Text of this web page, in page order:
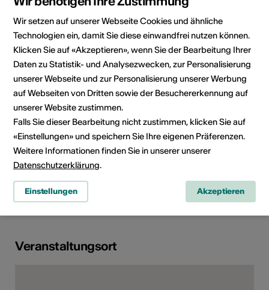
Veranstalter
Culture On Tour
Epicharme Productions
Route de Plan-Baar 64
1996 Baar
Telefon +41 (0)79 417 82 71
Reservationen +41 (0)79 417 82
E-Mail
Webseite
Rubrik
Art der Veranstaltung
Veranstaltungsort
Wir setzen auf unserer Webseite Cookies und ähnliche
Technologien ein, damit Sie diese einwandfrei nutzen können.
Klicken Sie auf «Akzeptieren», wenn Sie der Bearbeitung Ihrer
Daten zu Statistik- und Analysezwecken, zur Personalisierung
unserer Webseite und zur Personalisierung unserer Werbung
auf Webseiten von Dritten sowie der Besuchererkennung auf
unserer Website zustimmen.
Falls Sie dieser Bearbeitung nicht zustimmen, klicken Sie auf
«Einstellungen» und speichern Sie Ihre eigenen Präferenzen.
Weitere Informationen finden Sie in unserer unserer
Datenschutzerklärung.
Einstellungen Akzeptieren